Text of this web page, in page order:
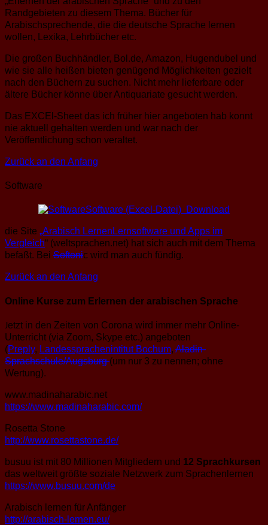
Randgebieten zu diesem Thema. Bücher für
Arabischsprechende, die die deutsche Sprache lernen
wollen, Lexika, Lehrbücher etc.
Die großen Buchhändler, Bol.de, Amazon, Hugendubel und
wie sie alle heißen bieten genügend Möglichkeiten gezielt
nach den Büchern zu suchen. Nicht mehr lieferbare oder
ältere Bücher könne über Antiquariate gesucht werden.
Das EXCEl-Sheet das ich früher hier angeboten hab konnt
nie aktuell gehalten werden und war nach der
Veröffentlichung schon veraltet.
Zurück an den Anfang
Software
Software (Excel-Datei) Download
die Site „Arabisch LernenLernsoftware und Apps im
Vergleich“ (weltsprachen.net) hat sich auch mit dem Thema
befaßt. Bei Softonic wird man auch fündig.
Zurück an den Anfang
Online Kurse zum Erlernen der arabischen Sprache
Jetzt in den Zeiten von Corona wird immer mehr Online-
Unterricht (via Zoom, Skype etc.) angeboten
(Preply, Landessprachenintitut Bochum, Aladin-
Sprachschule/Augsburg(um nur 3 zu nennen; ohne
Wertung).
www.madinaharabic.net
https://www.madinaharabic.com/
Rosetta Stone
http://www.rosettastone.de/
busuu ist mit 80 Millionen Mitgliedern und 12 Sprachkursen
das weltweit größte soziale Netzwerk zum Sprachenlernen
https://www.busuu.com/de
Arabisch lernen für Anfänger
http://arabisch-lernen.eu/